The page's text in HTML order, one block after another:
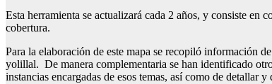
Esta herramienta se actualizará cada 2 años, y consiste en
cobertura.
Para la elaboración de este mapa se recopiló información
yolillal. De manera complementaria se han identificado
instancias encargadas de esos temas, así como de detallar